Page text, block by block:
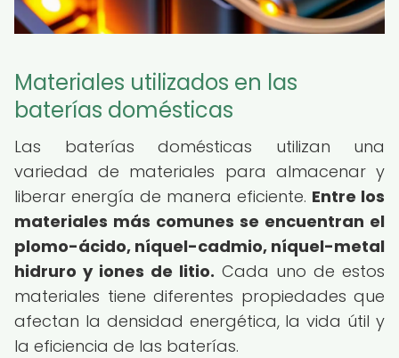
Materiales utilizados en las
baterías domésticas
Las baterías domésticas utilizan una
variedad de materiales para almacenar y
liberar energía de manera eficiente. Entre los
materiales más comunes se encuentran el
plomo-ácido, níquel-cadmio, níquel-metal
hidruro y iones de litio. Cada uno de estos
materiales tiene diferentes propiedades que
afectan la densidad energética, la vida útil y
la eficiencia de las baterías.